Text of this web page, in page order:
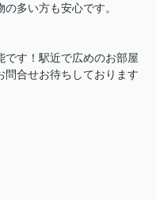
多い方も安心です。
です！駅近で広めのお部屋
問合せお待ちしております